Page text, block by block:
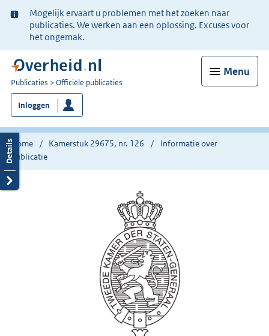
Ter
informatie:
Mogelijk ervaart u problemen met het zoeken naar
publicaties. We werken aan een oplossing. Excuses voor
het ongemak.
Menu
U
bent
nu
hier:
Publicaties Officiële publicaties
Inloggen
Home Kamerstuk 29675, nr. 126
Informatie over
publicatie